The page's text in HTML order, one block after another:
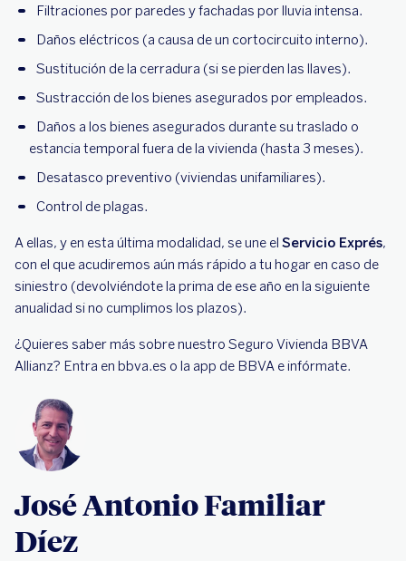
Filtraciones por paredes y fachadas por lluvia intensa.
Daños eléctricos (a causa de un cortocircuito interno).
Sustitución de la cerradura (si se pierden las llaves).
Sustracción de los bienes asegurados por empleados.
Daños a los bienes asegurados durante su traslado o
estancia temporal fuera de la vivienda (hasta 3 meses).
Desatasco preventivo (viviendas unifamiliares).
Control de plagas.
A ellas, y en esta última modalidad, se une el Servicio Exprés,
con el que acudiremos aún más rápido a tu hogar en caso de
siniestro (devolviéndote la prima de ese año en la siguiente
anualidad si no cumplimos los plazos).
¿Quieres saber más sobre nuestro Seguro Vivienda BBVA
Allianz? Entra en bbva.es o la app de BBVA e infórmate.
José Antonio Familiar
Díez